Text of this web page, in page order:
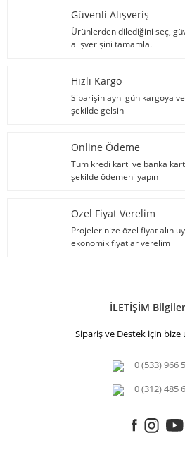
Güvenli Alışveriş
Ürünlerden dilediğini seç,
alışverişini tamamla.
Hızlı Kargo
Siparişin aynı gün kargoya
şekilde gelsin
Online Ödeme
Tüm kredi kartı ve banka
şekilde ödemeni yapın
Özel Fiyat Verelim
Projelerinize özel fiyat alın
ekonomik fiyatlar verelim
İLETİŞİM
Sipariş ve Destek için bize
0 (533) 966
0 (312) 485